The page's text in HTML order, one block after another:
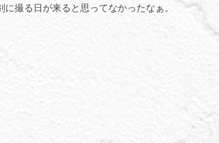
撮る日が来ると思ってなかったなぁ。